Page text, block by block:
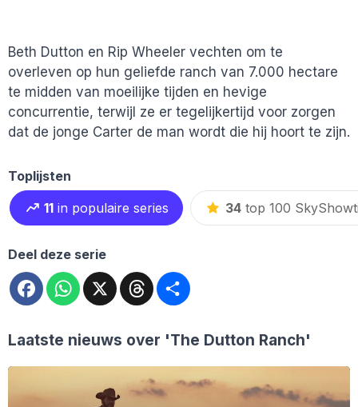
Beth Dutton en Rip Wheeler vechten om te
overleven op hun geliefde ranch van 7.000 hectare
te midden van moeilijke tijden en hevige
concurrentie, terwijl ze er tegelijkertijd voor zorgen
dat de jonge Carter de man wordt die hij hoort te zijn.
Toplijsten
11 in populaire series 34top 100
Deel deze serie
FacebookWhatsApp
X Threads
Laatste nieuws over 'The Dutton Ranch'